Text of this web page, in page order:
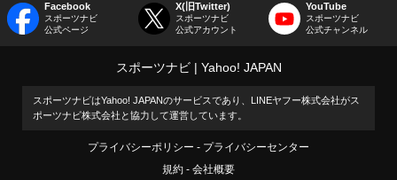
Facebook
スポーツナビ
公式ページ
X(旧Twitter)
スポーツナビ
公式アカウント
YouTube
スポーツナビ
公式チャンネル
スポーツナビ Yahoo! JAPAN
スポーツナビはYahoo! JAPANのサービスであり、LINEヤフー株式会社がス
ポーツナビ株式会社と協力して運営しています。
プライバシーポリシー
プライバシーセンター
規約
会社概要